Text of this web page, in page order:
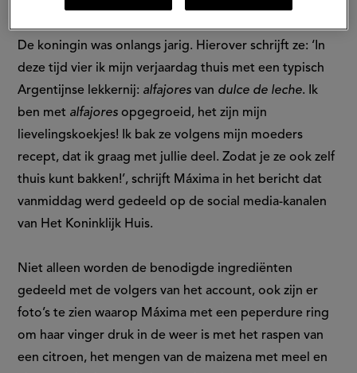
(externe
link)
De koningin was onlangs jarig. Hierover schrijft ze: ‘In
deze tijd vier ik mijn verjaardag thuis met een typisch
Argentijnse lekkernij: alfajores van dulce de leche. Ik
ben met alfajores opgegroeid, het zijn mijn
lievelingskoekjes! Ik bak ze volgens mijn moeders
recept, dat ik graag met jullie deel. Zodat je ze ook zelf
thuis kunt bakken!’, schrijft Máxima in het bericht dat
vanmiddag werd gedeeld op de social media-kanalen
van Het Koninklijk Huis.
Niet alleen worden de benodigde ingrediënten
gedeeld met de volgers van het account, ook zijn er
foto’s te zien waarop Máxima met een peperdure ring
om haar vinger druk in de weer is met het raspen van
een citroen, het mengen van de maizena met meel en